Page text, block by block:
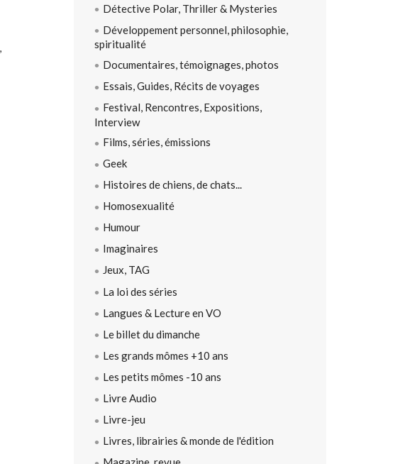
,
Détective Polar, Thriller & Mysteries
Développement personnel, philosophie,
spiritualité
Documentaires, témoignages, photos
Essais, Guides, Récits de voyages
Festival, Rencontres, Expositions,
Interview
Films, séries, émissions
Geek
Histoires de chiens, de chats...
Homosexualité
Humour
Imaginaires
Jeux, TAG
La loi des séries
Langues & Lecture en VO
Le billet du dimanche
Les grands mômes +10 ans
Les petits mômes -10 ans
Livre Audio
Livre-jeu
Livres, librairies & monde de l'édition